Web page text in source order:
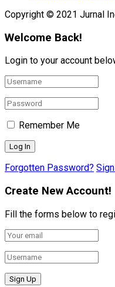
Copyright © 2021 Jurnal
Welcome Back!
Login to your account
Remember Me
Forgotten Password?
Create New Account!
Fill the forms below to